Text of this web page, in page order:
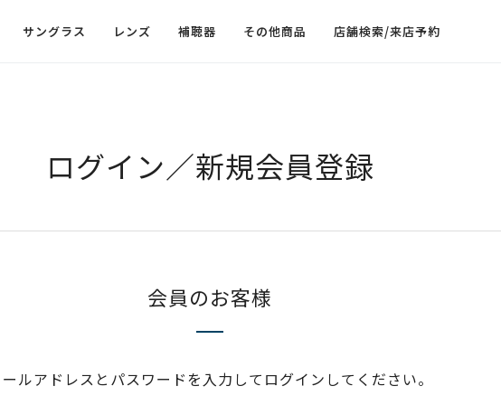
サングラス レンズ 補聴器 その他商品 店舗検索/来店予約
ログイン／新規会員登録
会員のお客様
ルアドレスとパスワードを入力してログインしてください。